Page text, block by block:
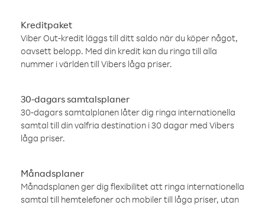
Kreditpaket
Viber Out-kredit läggs till ditt saldo när du köper något,
oavsett belopp. Med din kredit kan du ringa till alla
nummer i världen till Vibers låga priser.
30-dagars samtalsplaner
30-dagars samtalplanen låter dig ringa internationella
samtal till din valfria destination i 30 dagar med Vibers
låga priser.
Månadsplaner
Månadsplanen ger dig flexibilitet att ringa internationella
samtal till hemtelefoner och mobiler till låga priser, utan